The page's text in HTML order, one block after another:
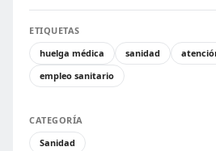
ETIQUETAS
huelga médica
sanidad
empleo sanitario
CATEGORÍA
Sanidad